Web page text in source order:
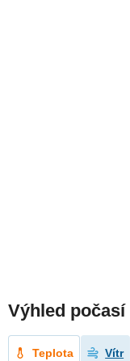
Výhled počasí
Teplota Vítr